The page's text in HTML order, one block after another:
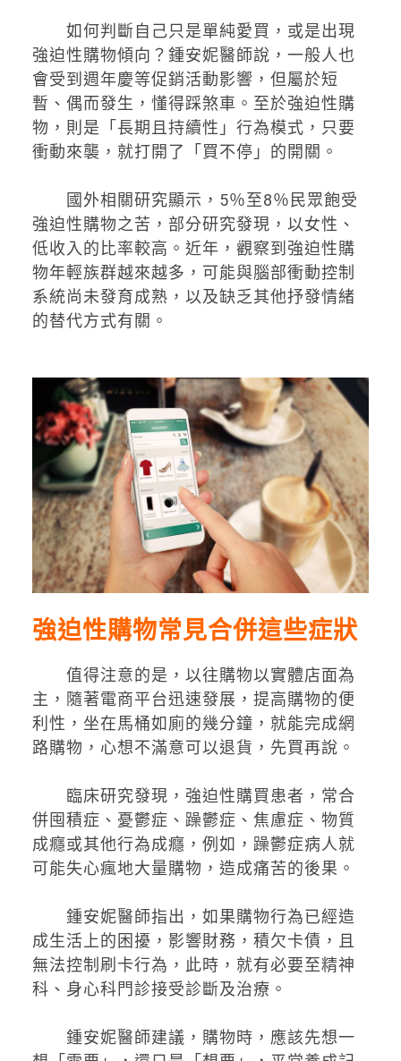
如何判斷自己只是單純愛買，或是出現
強迫性購物傾向？鍾安妮醫師說，一般人也
會受到週年慶等促銷活動影響，但屬於短
暫、偶而發生，懂得踩煞車。至於強迫性購
物，則是「長期且持續性」行為模式，只要
衝動來襲，就打開了「買不停」的開關。
國外相關研究顯示，5％至8％民眾飽受
強迫性購物之苦，部分研究發現，以女性、
低收入的比率較高。近年，觀察到強迫性購
物年輕族群越來越多，可能與腦部衝動控制
系統尚未發育成熟，以及缺乏其他抒發情緒
的替代方式有關。
強迫性購物常見合併這些症狀
值得注意的是，以往購物以實體店面為
主，隨著電商平台迅速發展，提高購物的便
利性，坐在馬桶如廁的幾分鐘，就能完成網
路購物，心想不滿意可以退貨，先買再說。
臨床研究發現，強迫性購買患者，常合
併囤積症、憂鬱症、躁鬱症、焦慮症、物質
成癮或其他行為成癮，例如，躁鬱症病人就
可能失心瘋地大量購物，造成痛苦的後果。
鍾安妮醫師指出，如果購物行為已經造
成生活上的困擾，影響財務，積欠卡債，且
無法控制刷卡行為，此時，就有必要至精神
科、身心科門診接受診斷及治療。
鍾安妮醫師建議，購物時，應該先想一